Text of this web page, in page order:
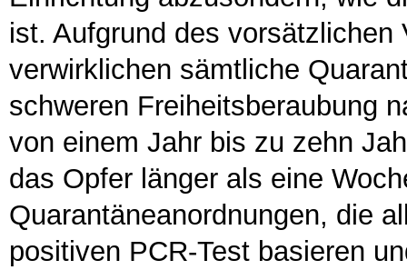
ist. Aufgrund des
verwirklichen sämtliche
schweren Freiheitsberaubung
von einem Jahr bis zu zehn
das Opfer länger als eine
Quarantäneanordnungen, die
positiven PCR-Test basieren